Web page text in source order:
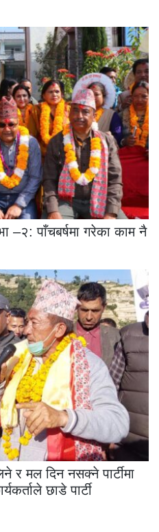
–२: पाँचबर्षमा गरेका काम नै
र मल दिन नसक्ने पार्टीमा
छाडे पार्टी